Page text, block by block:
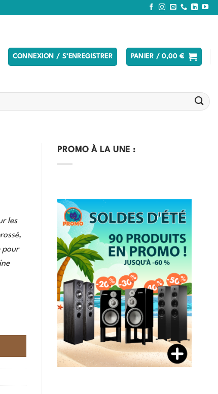
CONNEXION / S’ENREGISTRER PANIER /0,00 €
PROMO À LA UNE :
les
pour